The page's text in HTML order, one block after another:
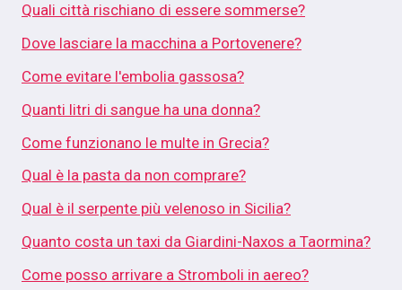
Quali città rischiano di essere sommerse?
Dove lasciare la macchina a Portovenere?
Come evitare l'embolia gassosa?
Quanti litri di sangue ha una donna?
Come funzionano le multe in Grecia?
Qual è la pasta da non comprare?
Qual è il serpente più velenoso in Sicilia?
Quanto costa un taxi da Giardini-Naxos a Taormina?
Come posso arrivare a Stromboli in aereo?